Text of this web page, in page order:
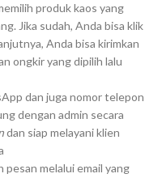
produk kaos yang
Jika sudah, Anda bisa klik
Anda bisa kirimkan
ongkir yang dipilih lalu
dan juga nomor telepon
dengan admin secara
dan siap melayani klien
pesan melalui email yang